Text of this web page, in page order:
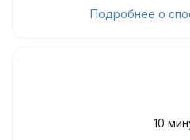
Подробнее о
10